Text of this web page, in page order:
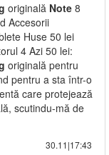
originală Note 8
Accesorii
Huse 50 lei
4 Azi 50 lei:
originală pentru
pentru a sta într-o
care protejează
scutindu-mă de
30.11|17:43